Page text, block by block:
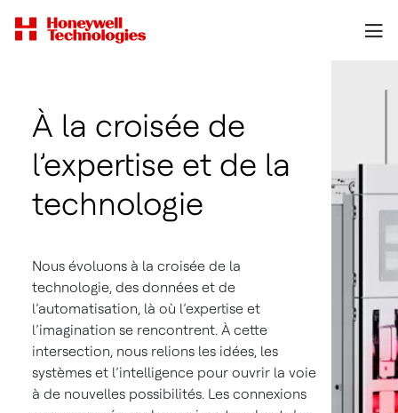
À la croisée de
l’expertise et de la
technologie
Nous évoluons à la croisée de la
technologie, des données et de
l’automatisation, là où l’expertise et
l’imagination se rencontrent. À cette
intersection, nous relions les idées, les
systèmes et l’intelligence pour ouvrir la voie
à de nouvelles possibilités. Les connexions